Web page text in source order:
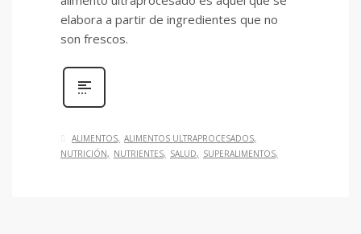
elabora a partir de ingredientes que no
son frescos.
ALIMENTOS ALIMENTOS ULTRAPROCESADOS
NUTRICIÓN
NUTRIENTES SALUD SUPERALIMENTOS